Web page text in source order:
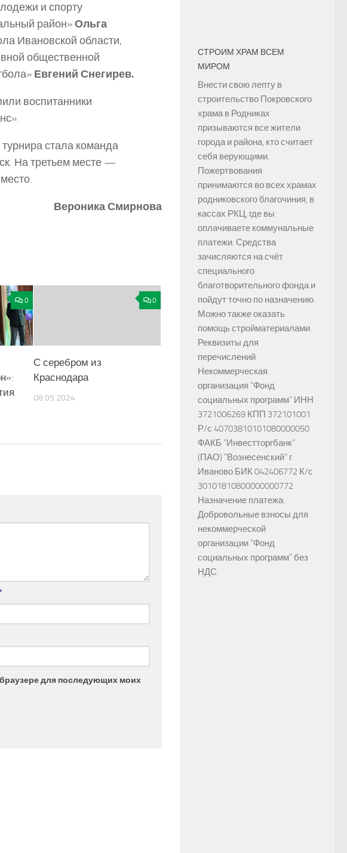
и спорту
район»Ольга
Ивановской области,
общественной
Евгений Снегирев.
воспитанники
стала команда
На третьем месте —
Вероника Смирнова
0 0
С серебром из
Краснодара
08.05.2024
для последующих моих
СТРОИМ ХРАМ ВСЕМ
МИРОМ
Внести свою лепту в
строительство Покровского
храма в Родниках
призываются все жители
города и района, кто считает
себя верующими.
Пожертвования
принимаются во всех храмах
родниковского благочиния, в
кассах РКЦ, где вы
оплачиваете коммунальные
платежи. Средства
зачисляются на счёт
специального
благотворительного фонда и
пойдут точно по назначению.
Можно также оказать
помощь стройматериалами.
Реквизиты для
перечислений
Некоммерческая
организация "Фонд
социальных программ" ИНН
3721006269 КПП 372101001
Р/с 40703810101080000050
ФАКБ "Инвестторгбанк"
(ПАО) "Вознесенский" г.
Иваново БИК 042406772 К/с
30101810800000000772
Назначение платежа:
Добровольные взносы для
некоммерческой
организации "Фонд
социальных программ" без
НДС.